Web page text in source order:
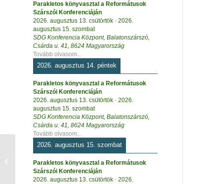
Parakletos könyvasztal a Reformátusok
Szárszói Konferenciáján
2026. augusztus 13. csütörtök - 2026.
augusztus 15. szombat
SDG Konferencia Központ, Balatonszárszó,
Csárda u. 41, 8624 Magyarország
Tovább olvasom...
2026. augusztus 14. péntek
Parakletos könyvasztal a Reformátusok
Szárszói Konferenciáján
2026. augusztus 13. csütörtök - 2026.
augusztus 15. szombat
SDG Konferencia Központ, Balatonszárszó,
Csárda u. 41, 8624 Magyarország
Tovább olvasom...
2026. augusztus 15. szombat
Parakletos könyvasztal a Reformátusok
Szárszói Konferenciáján
2026. augusztus 13. csütörtök - 2026.
Ajándék kísérő kártya